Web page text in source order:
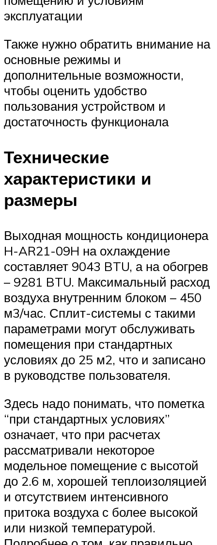
эксплуатации
Также нужно обратить внимание на
основные режимы и
дополнительные возможности,
чтобы оценить удобство
пользования устройством и
достаточность функционала
Технические
характеристики и
размеры
Выходная мощность кондиционера
H-AR21-09H на охлаждение
составляет 9043 BTU, а на обогрев
– 9281 BTU. Максимальный расход
воздуха внутренним блоком – 450
м3/час. Сплит-системы с такими
параметрами могут обслуживать
помещения при стандартных
условиях до 25 м2, что и записано
в руководстве пользователя.
Здесь надо понимать, что пометка
“при стандартных условиях”
означает, что при расчетах
рассматривали некоторое
модельное помещение с высотой
до 2.6 м, хорошей теплоизоляцией
и отсутствием интенсивного
притока воздуха с более высокой
или низкой температурой.